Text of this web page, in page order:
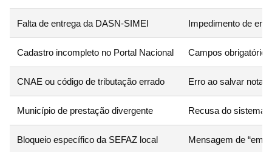
Falta de entrega da DASN-SIMEI Impedimento de
Cadastro incompleto no Portal Nacional Campos
CNAE ou código de tributação errado Erro ao salvar nota
Município de prestação divergente Recusa do sistema
Bloqueio específico da SEFAZ local Mensagem de